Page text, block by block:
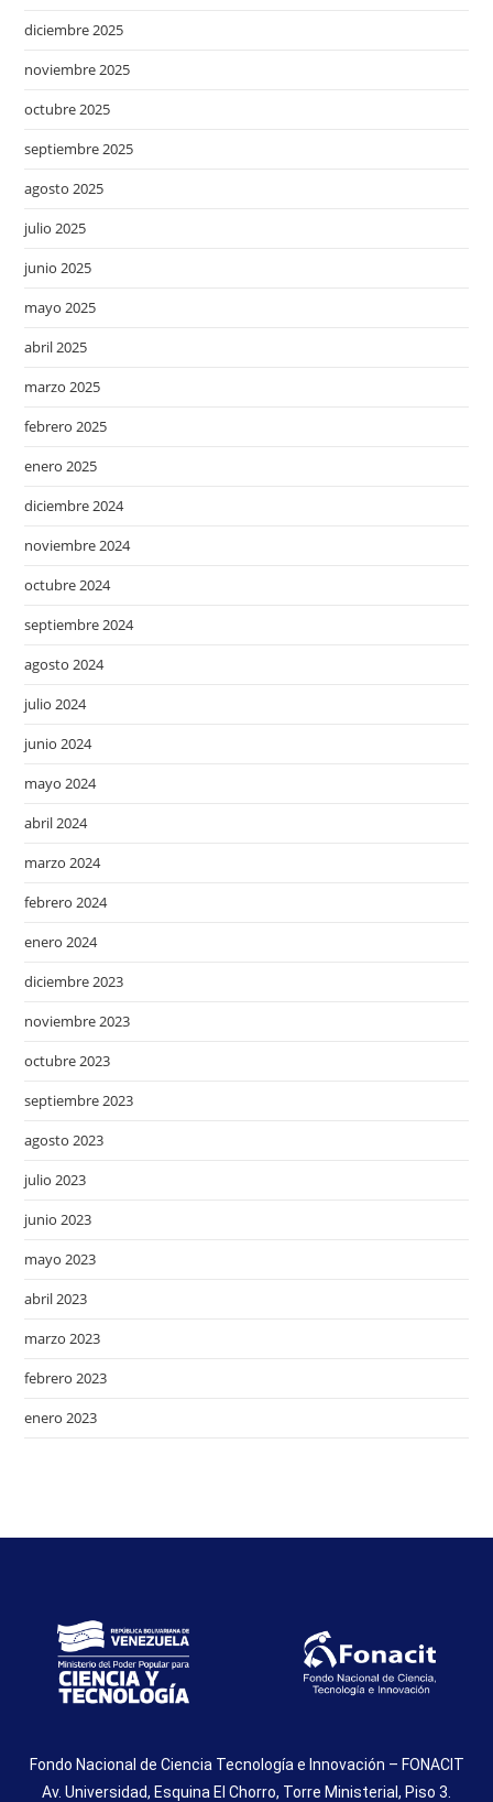
diciembre 2025
noviembre 2025
octubre 2025
septiembre 2025
agosto 2025
julio 2025
junio 2025
mayo 2025
abril 2025
marzo 2025
febrero 2025
enero 2025
diciembre 2024
noviembre 2024
octubre 2024
septiembre 2024
agosto 2024
julio 2024
junio 2024
mayo 2024
abril 2024
marzo 2024
febrero 2024
enero 2024
diciembre 2023
noviembre 2023
octubre 2023
septiembre 2023
agosto 2023
julio 2023
junio 2023
mayo 2023
abril 2023
marzo 2023
febrero 2023
enero 2023
Fondo Nacional de Ciencia Tecnología e Innovación – FONACIT
Av. Universidad, Esquina El Chorro, Torre Ministerial, Piso 3.